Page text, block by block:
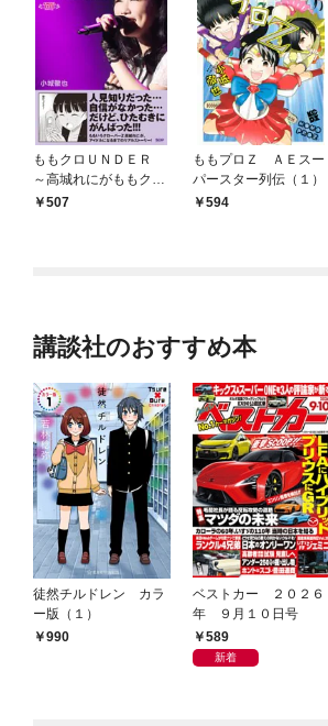
ももクロＵＮＤＥＲ
～高城れにがももクロ
になるまで～
507
ももプロＺ ＡＥスー
パースター列伝（１）
594
講談社のおすすめ本
徒然チルドレン カラ
ー版（１）
990
ベストカー ２０２６
年 ９月１０日号
589
新着